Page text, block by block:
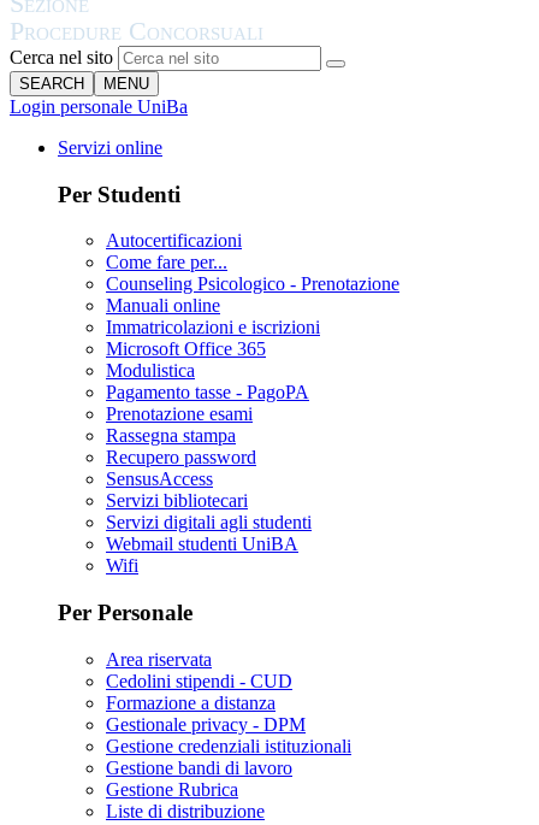
Cerca nel sito
SEARCH MENU
Login personale UniBa
Servizi online
Per Studenti
Autocertificazioni
Come fare per...
Counseling Psicologico - Prenotazione
Manuali online
Immatricolazioni e iscrizioni
Microsoft Office 365
Modulistica
Pagamento tasse - PagoPA
Prenotazione esami
Rassegna stampa
Recupero password
SensusAccess
Servizi bibliotecari
Servizi digitali agli studenti
Webmail studenti UniBA
Wifi
Per Personale
Area riservata
Cedolini stipendi - CUD
Formazione a distanza
Gestionale privacy - DPM
Gestione credenziali istituzionali
Gestione bandi di lavoro
Gestione Rubrica
Liste di distribuzione